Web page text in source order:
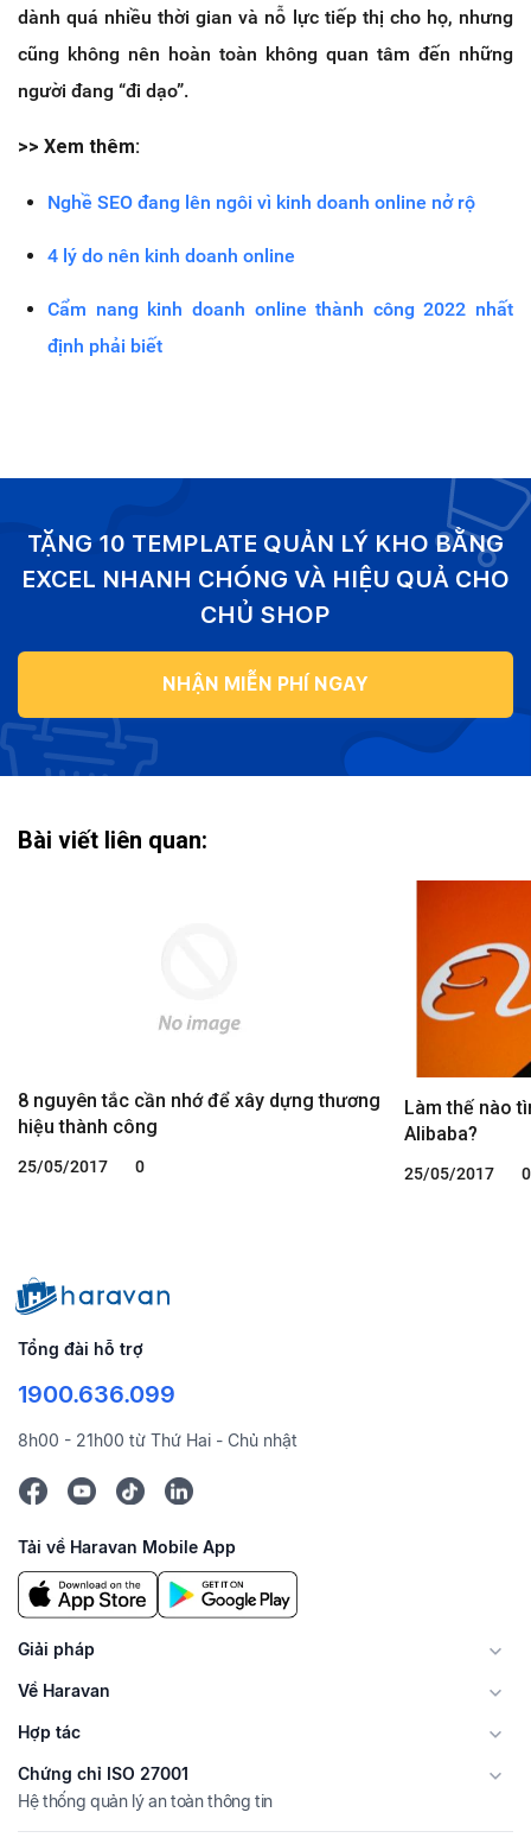
dành quá nhiều thời gian và nỗ lực tiếp thị cho họ, nhưng
cũng không nên hoàn toàn không quan tâm đến những
người đang “đi dạo”.
>> Xem thêm:
Nghề SEO đang lên ngôi vì kinh doanh online nở rộ
4 lý do nên kinh doanh online
Cẩm nang kinh doanh online thành công 2022 nhất
định phải biết
TẶNG 10 TEMPLATE QUẢN LÝ KHO BẰNG
EXCEL NHANH CHÓNG VÀ HIỆU QUẢ CHO
CHỦ SHOP
NHẬN MIỄN PHÍ NGAY
Bài viết liên quan:
8 nguyên tắc cần nhớ để xây dựng thương
hiệu thành công
25/05/2017 0
Làm thế nào
Alibaba?
25/05/2017 0
Tổng đài hỗ trợ
1900.636.099
8h00 - 21h00 từ Thứ Hai - Chủ nhật
Tải về Haravan Mobile App
Giải pháp
Về Haravan
Hợp tác
Chứng chỉ ISO 27001
Hệ thống quản lý an toàn thông tin